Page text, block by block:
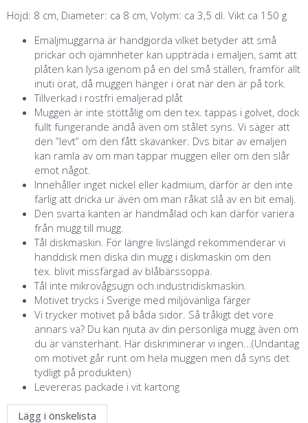
Höjd: 8 cm, Diameter: ca 8 cm, Volym: ca 3,5 dl. Vikt ca 150 g
Emaljmuggarna är handgjorda vilket betyder att små
prickar och ojämnheter kan uppträda i emaljen, samt att
plåten kan lysa igenom på en del små ställen, framför allt
inuti örat, då muggen hänger i örat när den är på tork.
Tillverkad i rostfri emaljerad plåt
Muggen är inte stöttålig om den tex. tappas i golvet, dock
fullt fungerande ändå även om stålet syns. Vi säger att
den ”levt” om den fått skavanker. Dvs bitar av emaljen
kan ramla av om man tappar muggen eller om den slår
emot något.
Innehåller inget nickel eller kadmium, därför är den inte
farlig att dricka ur även om man råkat slå av en bit emalj.
Den svarta kanten är handmålad och kan därför variera
från mugg till mugg.
Tål diskmaskin. För längre livslängd rekommenderar vi
handdisk men diska din mugg i diskmaskin om den
tex. blivit missfärgad av blåbärssoppa.
Tål inte mikrovågsugn och industridiskmaskin.
Motivet trycks i Sverige med miljövänliga färger
Vi trycker motivet på båda sidor. Så tråkigt det vore
annars va? Du kan njuta av din personliga mugg även om
du är vänsterhänt. Här diskriminerar vi ingen...(Undantag
om motivet går runt om hela muggen men då syns det
tydligt på produkten)
Levereras packade i vit kartong
Lägg i önskelista